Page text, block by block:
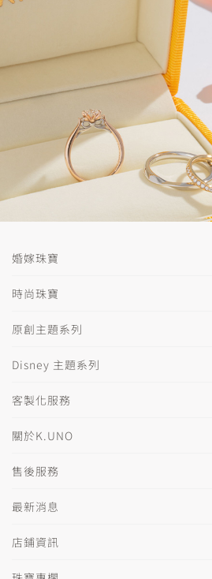
婚嫁珠寶
時尚珠寶
原創主題系列
Disney 主題系列
客製化服務
關於K.UNO
售後服務
最新消息
店鋪資訊